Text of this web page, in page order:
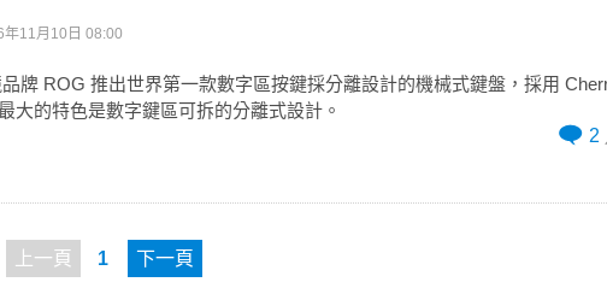
年11月10日 08:00
牌 ROG 推出世界第一款數字區按鍵採分離設計的機械式鍵盤，採用
大的特色是數字鍵區可拆的分離式設計。
2
上一頁 1 下一頁